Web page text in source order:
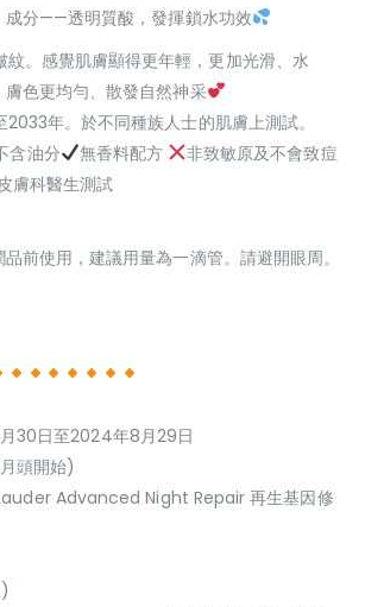
成分——透明質酸，發揮鎖水功效
紋。感覺肌膚顯得更年輕，更加光滑、水
色更均勻、散發自然神采
年。於不同種族人士的肌膚上測試。
含油分 無香料配方
非致敏原及不會致痘
膚科醫生測試
前使用，建議用量為一滴管。請避開眼周。
30日至2024年8月29日
頭開始)
Advanced Night Repair 再生基因修